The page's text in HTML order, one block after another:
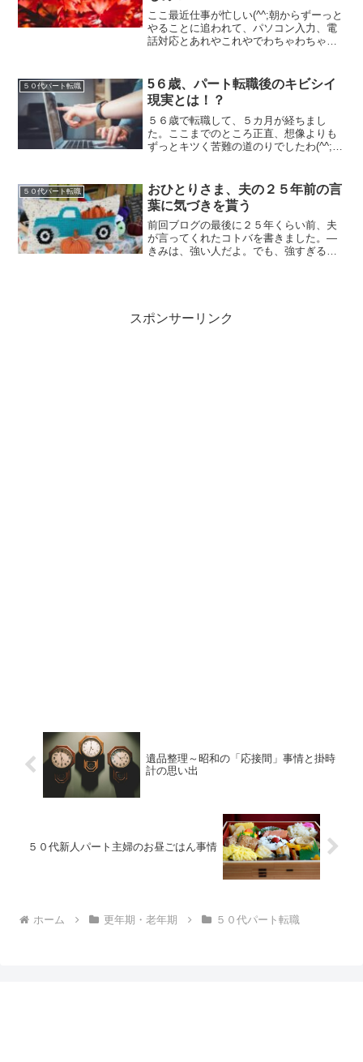
ここ最近仕事が忙しい(^^;朝からずーっと
やることに追われて、パソコン入力、電
話対応とあれやこれやでわちゃわちゃし
で、実はトイレに立つ間も惜しいと思う
くらい（笑）残業だっ...
５０代パート転職
5６歳、パート転職後のキビシイ
現実とは！？
５６歳で転職して、５カ月が経ちまし
た。ここまでのところ正直、想像よりも
ずっとキツく苦難の道のりでしたわ(^^;今
社とはいえ、もはやキセキ。もしくは、
何かの間違いだったと...
５０代パート転職
おひとりさま、夫の２５年前の言
葉に気づきを貰う
前回ブログの最後に２５年くらい前、夫
が言ってくれたコトバを書きました。―
きみは、強い人だよ。でも、強すぎるか
スポンサーリンク
遺品整理～昭和の「応接間」事情と掛時
計の思い出
５０代新人パート主婦のお昼ごはん事情
ホーム 更年期・老年期 ５０代パート転職